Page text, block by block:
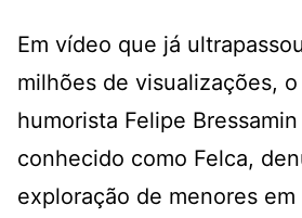
Em vídeo que já
milhões de visualizações,
humorista Felipe
conhecido como Felca,
exploração de menores